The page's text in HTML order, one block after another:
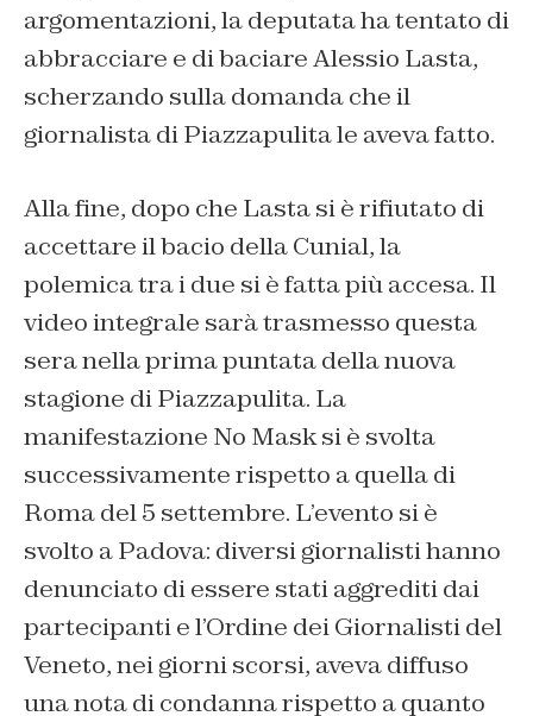
argomentazioni, la deputata ha tentato di
abbracciare e di baciare Alessio Lasta,
scherzando sulla domanda che il
giornalista di Piazzapulita le aveva fatto.
Alla fine, dopo che Lasta si è rifiutato di
accettare il bacio della Cunial, la
polemica tra i due si è fatta più accesa. Il
video integrale sarà trasmesso questa
sera nella prima puntata della nuova
stagione di Piazzapulita. La
manifestazione No Mask si è svolta
successivamente rispetto a quella di
Roma del 5 settembre. L’evento si è
svolto a Padova: diversi giornalisti hanno
denunciato di essere stati aggrediti dai
partecipanti e l’Ordine dei Giornalisti del
Veneto, nei giorni scorsi, aveva diffuso
una nota di condanna rispetto a quanto